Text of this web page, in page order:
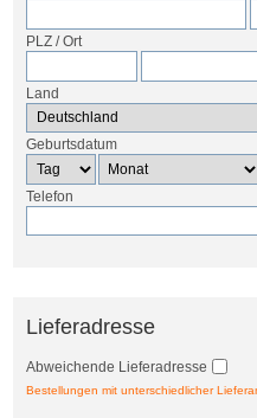
PLZ/Ort
Land
Geburtsdatum
Telefon
Lieferadresse
Abweichende Lieferadresse
Bestellungen mit unterschiedlicher